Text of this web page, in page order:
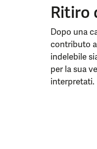
Ritiro
Dopo una
contributo
indelebile
per la sua
interpretati.